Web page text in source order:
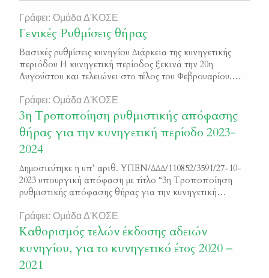
Γράφει: Ομάδα Δ'ΚΟΣΕ
Γενικές Ρυθμίσεις θήρας
Βασικές ρυθμίσεις κυνηγίου Διάρκεια της κυνηγετικής
περιόδου Η κυνηγετική περίοδος ξεκινά την 20η
Αυγούστου και τελειώνει στο τέλος του Φεβρουαρίου.
υπόκειται σε επιπλέον χρονικούς και χωρικούς
περιορισμούς. Άδειες θήρας. Το κυνήγι επιτρέπεται
μόνον στον κάτοχο αδείας θήρας, η οποία εκδίδεται από
την αρμοδία δασική αρχή και είναι […]
Γράφει: Ομάδα Δ'ΚΟΣΕ
3η Τροποποίηση ρυθμιστικής απόφασης
θήρας για την κυνηγετική περίοδο 2023-
2024
Δημοσιεύτηκε η υπ’ αριθ. ΥΠΕΝ/ΔΔΔ/110852/3591/27-10-
2023 υπουργική απόφαση με τίτλο “3η Τροποποίηση
ρυθμιστικής απόφασης θήρας για την κυνηγετική
Γράφει: Ομάδα Δ'ΚΟΣΕ
Καθορισμός τελών έκδοσης αδειών
κυνηγίου, για το κυνηγετικό έτος 2020 –
2021